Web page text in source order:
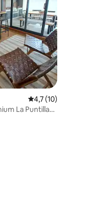
Note moyenne de
4,7 (10)
La Puntilla